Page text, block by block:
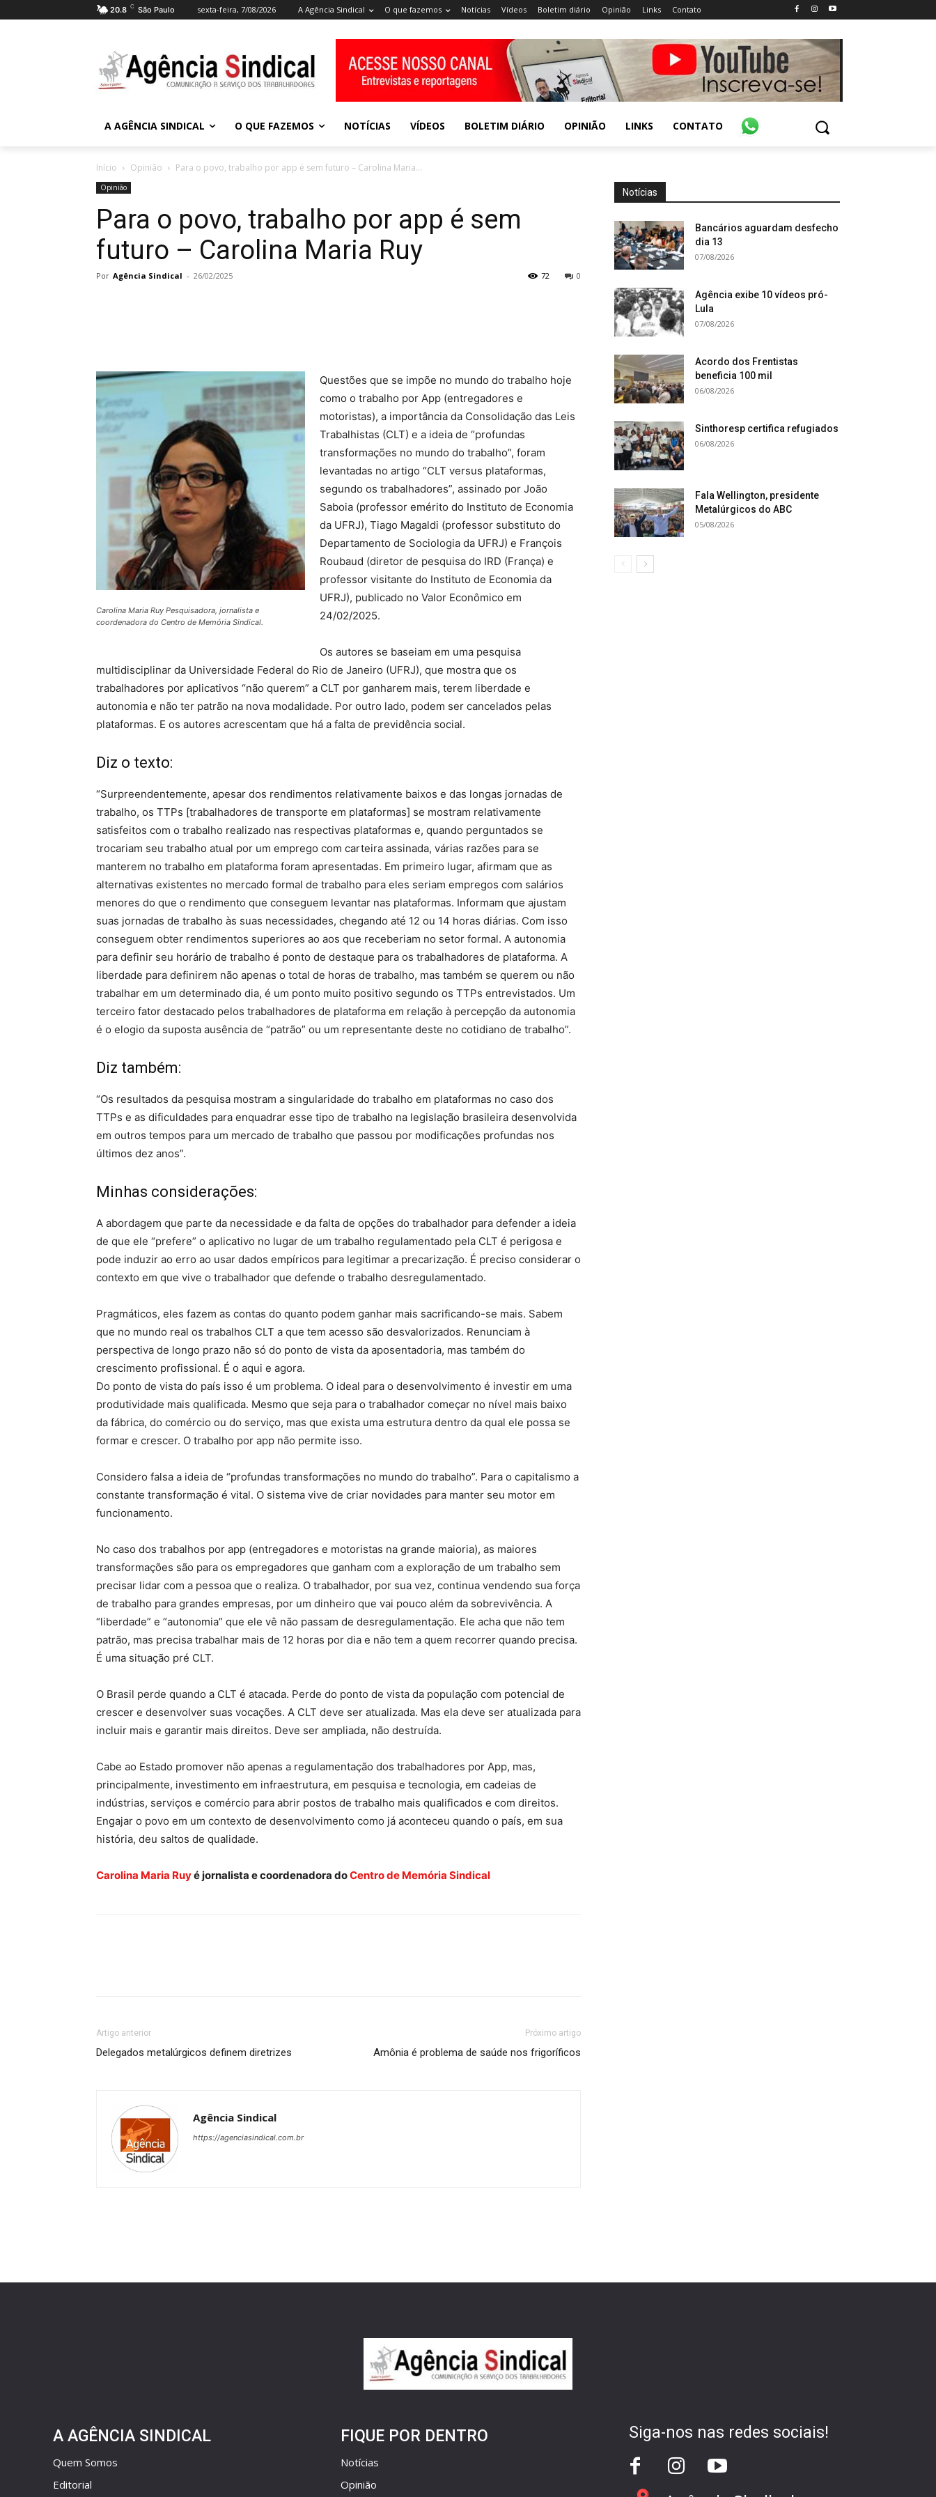
20.8 C São Paulo sexta-feira, 7/08/2026 A Agência Sindical O que fazemos Notícias Vídeos Boletim diário Opinião Links Contato
A AGÊNCIA SINDICAL O QUE FAZEMOS NOTÍCIAS VÍDEOS BOLETIM DIÁRIO OPINIÃO LINKS CONTATO
Início Opinião Para o povo, trabalho por app é sem futuro – Carolina Maria...
Opinião
Para o povo, trabalho por app é sem
futuro – Carolina Maria Ruy
Por Agência Sindical - 26/02/2025 0
72
Carolina Maria Ruy Pesquisadora, jornalista e
coordenadora do Centro de Memória Sindical.
Questões que se impõe no mundo do trabalho hoje
como o trabalho por App (entregadores e
motoristas), a importância da Consolidação das Leis
Trabalhistas (CLT) e a ideia de “profundas
transformações no mundo do trabalho”, foram
levantadas no artigo “CLT versus plataformas,
segundo os trabalhadores”, assinado por João
Saboia (professor emérito do Instituto de Economia
da UFRJ), Tiago Magaldi (professor substituto do
Departamento de Sociologia da UFRJ) e François
Roubaud (diretor de pesquisa do IRD (França) e
professor visitante do Instituto de Economia da
UFRJ), publicado no Valor Econômico em
24/02/2025.
Os autores se baseiam em uma pesquisa
multidisciplinar da Universidade Federal do Rio de Janeiro (UFRJ), que mostra que os
trabalhadores por aplicativos “não querem” a CLT por ganharem mais, terem liberdade e
autonomia e não ter patrão na nova modalidade. Por outro lado, podem ser cancelados pelas
plataformas. E os autores acrescentam que há a falta de previdência social.
Diz o texto:
“Surpreendentemente, apesar dos rendimentos relativamente baixos e das longas jornadas de
trabalho, os TTPs [trabalhadores de transporte em plataformas] se mostram relativamente
satisfeitos com o trabalho realizado nas respectivas plataformas e, quando perguntados se
trocariam seu trabalho atual por um emprego com carteira assinada, várias razões para se
manterem no trabalho em plataforma foram apresentadas. Em primeiro lugar, afirmam que as
alternativas existentes no mercado formal de trabalho para eles seriam empregos com salários
menores do que o rendimento que conseguem levantar nas plataformas. Informam que ajustam
suas jornadas de trabalho às suas necessidades, chegando até 12 ou 14 horas diárias. Com isso
conseguem obter rendimentos superiores ao aos que receberiam no setor formal. A autonomia
para definir seu horário de trabalho é ponto de destaque para os trabalhadores de plataforma. A
liberdade para definirem não apenas o total de horas de trabalho, mas também se querem ou não
trabalhar em um determinado dia, é um ponto muito positivo segundo os TTPs entrevistados. Um
terceiro fator destacado pelos trabalhadores de plataforma em relação à percepção da autonomia
é o elogio da suposta ausência de “patrão” ou um representante deste no cotidiano de trabalho”.
Diz também:
“Os resultados da pesquisa mostram a singularidade do trabalho em plataformas no caso dos
TTPs e as dificuldades para enquadrar esse tipo de trabalho na legislação brasileira desenvolvida
em outros tempos para um mercado de trabalho que passou por modificações profundas nos
últimos dez anos”.
Minhas considerações:
A abordagem que parte da necessidade e da falta de opções do trabalhador para defender a ideia
de que ele “prefere” o aplicativo no lugar de um trabalho regulamentado pela CLT é perigosa e
pode induzir ao erro ao usar dados empíricos para legitimar a precarização. É preciso considerar o
contexto em que vive o trabalhador que defende o trabalho desregulamentado.
Pragmáticos, eles fazem as contas do quanto podem ganhar mais sacrificando-se mais. Sabem
que no mundo real os trabalhos CLT a que tem acesso são desvalorizados. Renunciam à
perspectiva de longo prazo não só do ponto de vista da aposentadoria, mas também do
crescimento profissional. É o aqui e agora.
Do ponto de vista do país isso é um problema. O ideal para o desenvolvimento é investir em uma
produtividade mais qualificada. Mesmo que seja para o trabalhador começar no nível mais baixo
da fábrica, do comércio ou do serviço, mas que exista uma estrutura dentro da qual ele possa se
formar e crescer. O trabalho por app não permite isso.
Considero falsa a ideia de “profundas transformações no mundo do trabalho”. Para o capitalismo a
constante transformação é vital. O sistema vive de criar novidades para manter seu motor em
funcionamento.
No caso dos trabalhos por app (entregadores e motoristas na grande maioria), as maiores
transformações são para os empregadores que ganham com a exploração de um trabalho sem
precisar lidar com a pessoa que o realiza. O trabalhador, por sua vez, continua vendendo sua força
de trabalho para grandes empresas, por um dinheiro que vai pouco além da sobrevivência. A
“liberdade” e “autonomia” que ele vê não passam de desregulamentação. Ele acha que não tem
patrão, mas precisa trabalhar mais de 12 horas por dia e não tem a quem recorrer quando precisa.
É uma situação pré CLT.
O Brasil perde quando a CLT é atacada. Perde do ponto de vista da população com potencial de
crescer e desenvolver suas vocações. A CLT deve ser atualizada. Mas ela deve ser atualizada para
incluir mais e garantir mais direitos. Deve ser ampliada, não destruída.
Cabe ao Estado promover não apenas a regulamentação dos trabalhadores por App, mas,
principalmente, investimento em infraestrutura, em pesquisa e tecnologia, em cadeias de
indústrias, serviços e comércio para abrir postos de trabalho mais qualificados e com direitos.
Engajar o povo em um contexto de desenvolvimento como já aconteceu quando o país, em sua
história, deu saltos de qualidade.
Carolina Maria Ruyé jornalista e coordenadora doCentro de Memória Sindical
Artigo anterior
Delegados metalúrgicos definem diretrizes
Próximo artigo
Amônia é problema de saúde nos frigoríficos
Agência Sindical
https://agenciasindical.com.br
Notícias
Bancários aguardam desfecho
dia 13
07/08/2026
Agência exibe 10 vídeos pró-
Lula
07/08/2026
Acordo dos Frentistas
beneficia 100 mil
06/08/2026
Sinthoresp certifica refugiados
06/08/2026
Fala Wellington, presidente
Metalúrgicos do ABC
05/08/2026
A AGÊNCIA SINDICAL
Quem Somos
Editorial
FIQUE POR DENTRO
Notícias
Opinião
Siga-nos nas redes sociais!